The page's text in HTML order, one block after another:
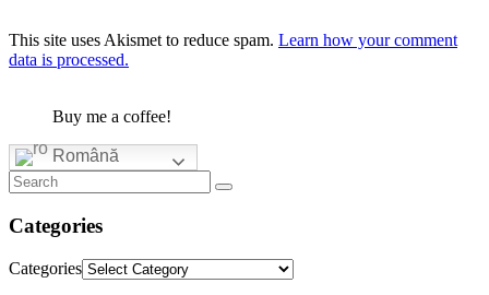
This site uses Akismet to reduce spam. Learn how your comment
data is processed.
Buy me a coffee!
Română
Categories
Categories